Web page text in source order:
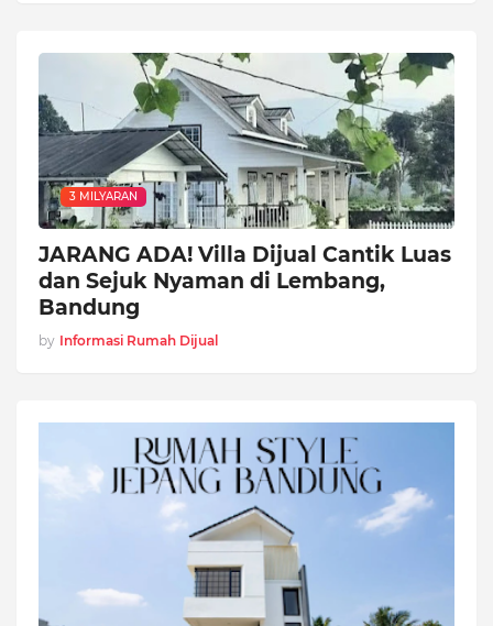
3 MILYARAN
JARANG ADA! Villa Dijual Cantik Luas
dan Sejuk Nyaman di Lembang,
Bandung
by Informasi Rumah Dijual